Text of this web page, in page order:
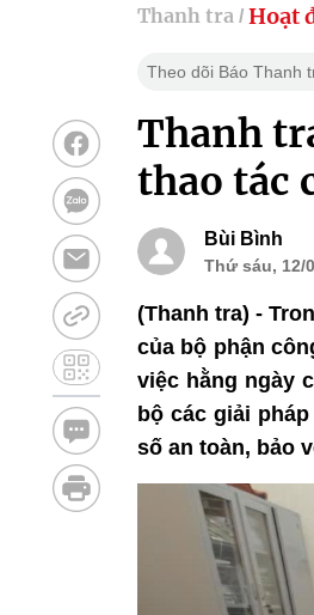
Thanh tra / Hoạt
Theo dõi Báo Thanh
Thanh
thao tác
Bùi Bình
Thứ sáu, 12/
(Thanh tra) -
của bộ phận
việc hằng ngày
bộ các giải
số an toàn, bảo